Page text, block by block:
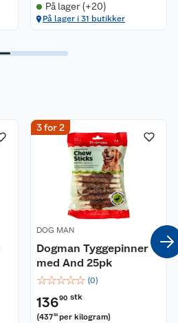
På lager (+20)
På lager i 31 butikker
3 for 2
DOG MAN
Dogman Tyggepinner
med And 25pk
☆☆☆☆☆ (0)
13690 stk
(437 38 per kilogram)